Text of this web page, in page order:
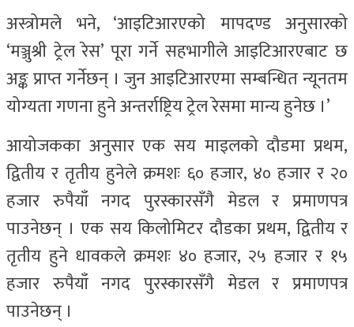
अस्त्रोमले भने, ‘आइटिआरएको मापदण्ड अनुसारको
‘मञ्जुश्री ट्रेल रेस’ पूरा गर्ने सहभागीले आइटिआरएबाट छ
अङ्क प्राप्त गर्नेछन् । जुन आइटिआरएमा सम्बन्धित न्यूनतम
योग्यता गणना हुने अन्तर्राष्ट्रिय ट्रेल रेसमा मान्य हुनेछ ।’
आयोजकका अनुसार एक सय माइलको दौडमा प्रथम,
द्वितीय र तृतीय हुनेले क्रमशः ६० हजार, ४० हजार र २०
हजार रुपैयाँ नगद पुरस्कारसँगै मेडल र प्रमाणपत्र
पाउनेछन् । एक सय किलोमिटर दौडका प्रथम, द्वितीय र
तृतीय हुने धावकले क्रमशः ४० हजार, २५ हजार र १५
हजार रुपैयाँ नगद पुरस्कारसँगै मेडल र प्रमाणपत्र
पाउनेछन् ।